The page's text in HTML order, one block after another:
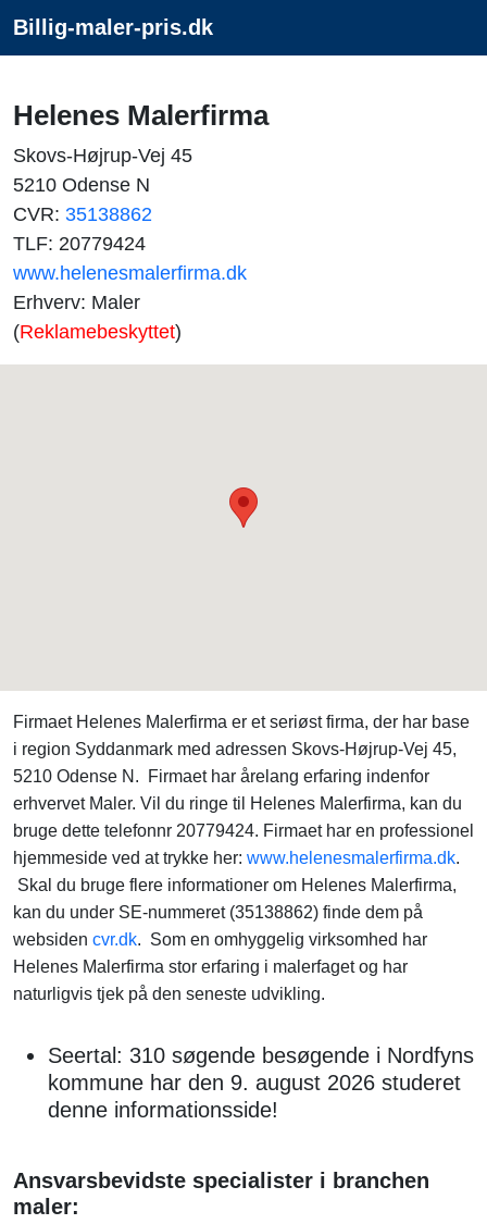
Billig-maler-pris.dk
Helenes Malerfirma
Skovs-Højrup-Vej 45
5210 Odense N
CVR: 35138862
TLF: 20779424
www.helenesmalerfirma.dk
Erhverv: Maler
(Reklamebeskyttet)
Firmaet Helenes Malerfirma er et seriøst firma, der har base
i region Syddanmark med adressen Skovs-Højrup-Vej 45,
5210 Odense N. Firmaet har årelang erfaring indenfor
erhvervet Maler. Vil du ringe til Helenes Malerfirma, kan du
bruge dette telefonnr 20779424. Firmaet har en professionel
hjemmeside ved at trykke her: www.helenesmalerfirma.dk.
Skal du bruge flere informationer om Helenes Malerfirma,
kan du under SE-nummeret (35138862) finde dem på
websiden cvr.dk. Som en omhyggelig virksomhed har
Helenes Malerfirma stor erfaring i malerfaget og har
naturligvis tjek på den seneste udvikling.
Seertal: 310 søgende besøgende i Nordfyns
kommune har den 9. august 2026 studeret
denne informationsside!
Ansvarsbevidste specialister i branchen
maler: